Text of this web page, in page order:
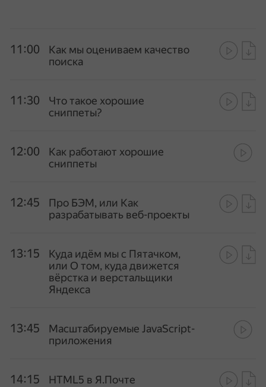
11:00
Как мы оцениваем качество
поиска
11:30
Что такое хорошие
сниппеты?
12:00
Как работают хорошие
сниппеты
12:45
Про БЭМ, или Как
разрабатывать веб-проекты
13:15
Куда идём мы с Пятачком,
или О том, куда движется
вёрстка и верстальщики
Яндекса
13:45
Масштабируемые JavaScript-
приложения
14:15 HTML5 в Я.Почте